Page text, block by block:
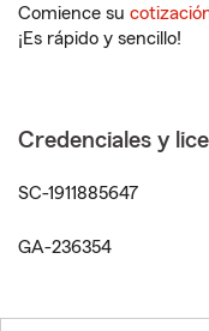
Comience su
¡Es rápido y sencillo!
Credenciales y
SC-1911885647
GA-236354